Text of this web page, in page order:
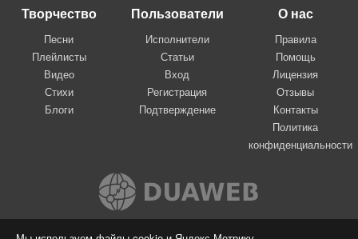
Творчество
Песни
Плейлисты
Видео
Стихи
Блоги
Пользователи
Исполнители
Статьи
Вход
Регистрация
Подтверждение
О нас
Правила
Помощь
Лицензия
Отзывы
Контакты
Политика
конфиденциальности
Вконтакте